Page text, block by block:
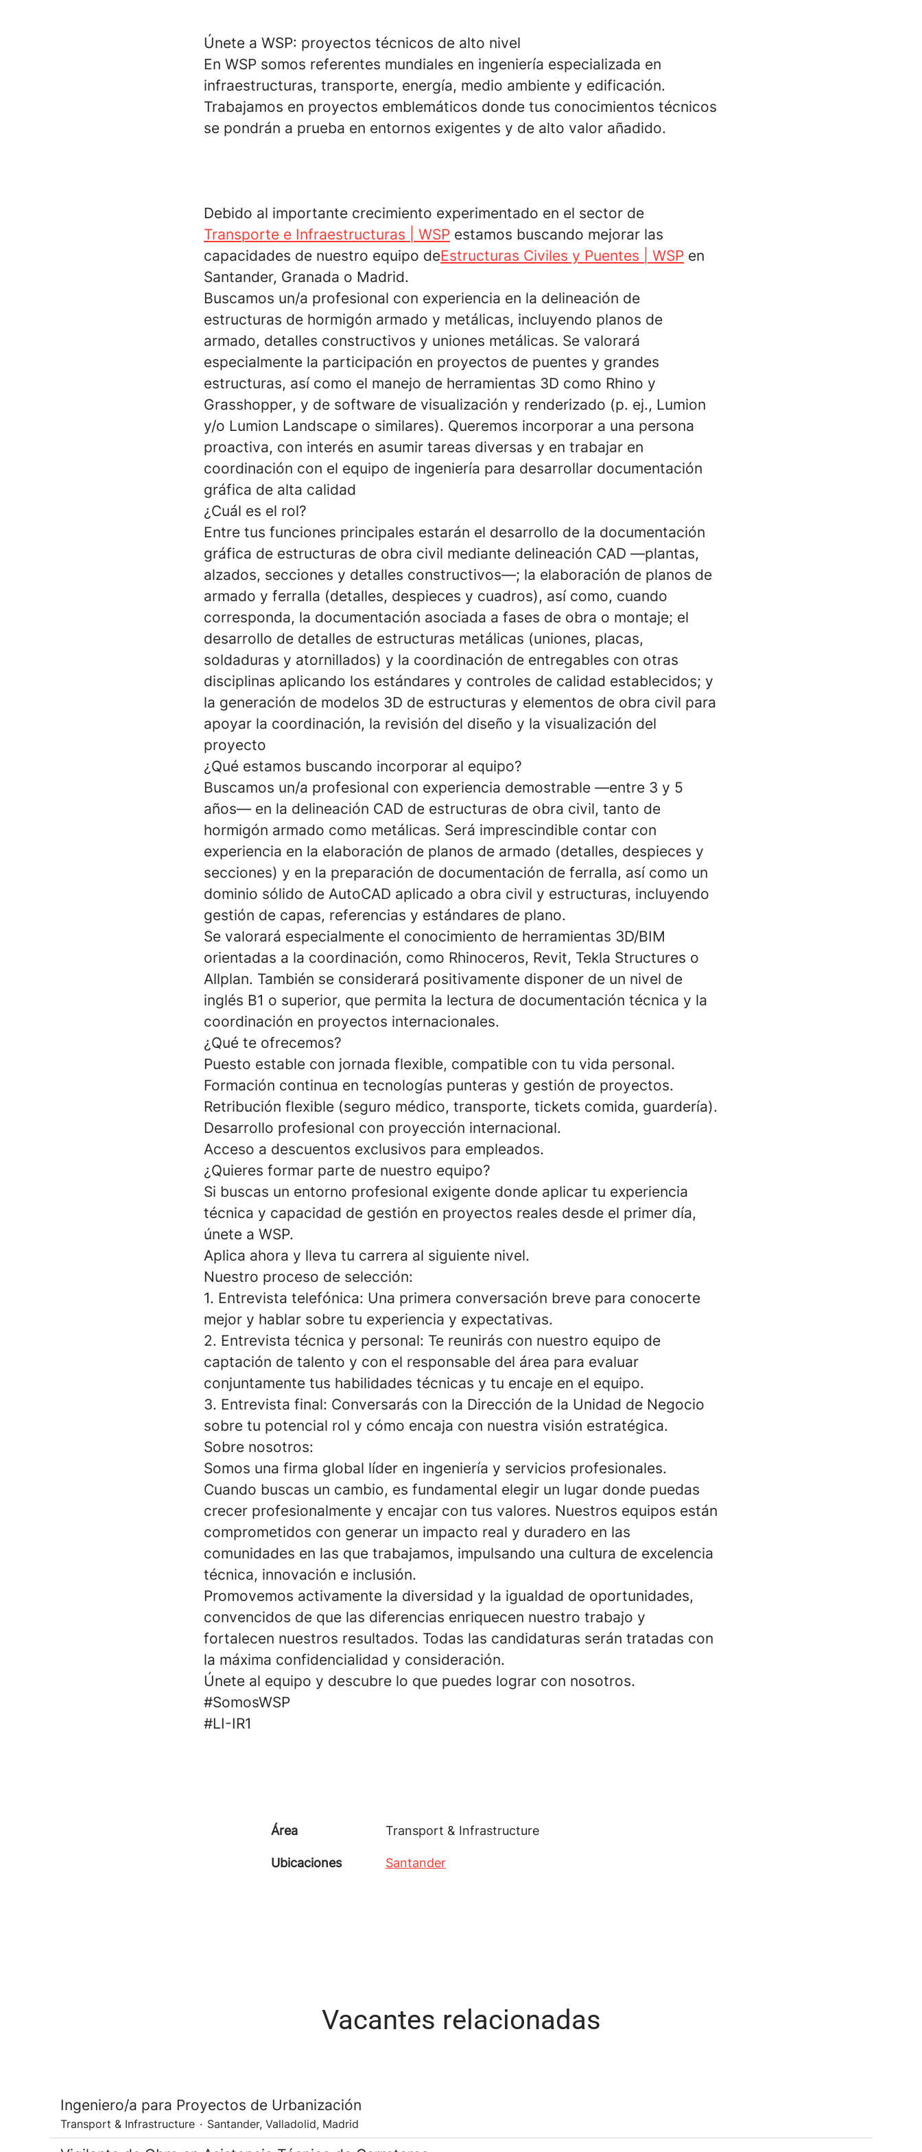
Únete a WSP: proyectos técnicos de alto nivel
En WSP somos referentes mundiales en ingeniería especializada en
infraestructuras, transporte, energía, medio ambiente y edificación.
Trabajamos en proyectos emblemáticos donde tus conocimientos técnicos
se pondrán a prueba en entornos exigentes y de alto valor añadido.
Debido al importante crecimiento experimentado en el sector de
Transporte e Infraestructuras | WSP estamos buscando mejorar las
capacidades de nuestro equipo deEstructuras Civiles y Puentes | WSP en
Santander, Granada o Madrid.
Buscamos un/a profesional con experiencia en la delineación de
estructuras de hormigón armado y metálicas, incluyendo planos de
armado, detalles constructivos y uniones metálicas. Se valorará
especialmente la participación en proyectos de puentes y grandes
estructuras, así como el manejo de herramientas 3D como Rhino y
Grasshopper, y de software de visualización y renderizado (p. ej., Lumion
y/o Lumion Landscape o similares). Queremos incorporar a una persona
proactiva, con interés en asumir tareas diversas y en trabajar en
coordinación con el equipo de ingeniería para desarrollar documentación
gráfica de alta calidad
¿Cuál es el rol?
Entre tus funciones principales estarán el desarrollo de la documentación
gráfica de estructuras de obra civil mediante delineación CAD —plantas,
alzados, secciones y detalles constructivos—; la elaboración de planos de
armado y ferralla (detalles, despieces y cuadros), así como, cuando
corresponda, la documentación asociada a fases de obra o montaje; el
desarrollo de detalles de estructuras metálicas (uniones, placas,
soldaduras y atornillados) y la coordinación de entregables con otras
disciplinas aplicando los estándares y controles de calidad establecidos; y
la generación de modelos 3D de estructuras y elementos de obra civil para
apoyar la coordinación, la revisión del diseño y la visualización del
proyecto
¿Qué estamos buscando incorporar al equipo?
Buscamos un/a profesional con experiencia demostrable —entre 3 y 5
años— en la delineación CAD de estructuras de obra civil, tanto de
hormigón armado como metálicas. Será imprescindible contar con
experiencia en la elaboración de planos de armado (detalles, despieces y
secciones) y en la preparación de documentación de ferralla, así como un
dominio sólido de AutoCAD aplicado a obra civil y estructuras, incluyendo
gestión de capas, referencias y estándares de plano.
Se valorará especialmente el conocimiento de herramientas 3D/BIM
orientadas a la coordinación, como Rhinoceros, Revit, Tekla Structures o
Allplan. También se considerará positivamente disponer de un nivel de
inglés B1 o superior, que permita la lectura de documentación técnica y la
coordinación en proyectos internacionales.
¿Qué te ofrecemos?
Puesto estable con jornada flexible, compatible con tu vida personal.
Formación continua en tecnologías punteras y gestión de proyectos.
Retribución flexible (seguro médico, transporte, tickets comida, guardería).
Desarrollo profesional con proyección internacional.
Acceso a descuentos exclusivos para empleados.
¿Quieres formar parte de nuestro equipo?
Si buscas un entorno profesional exigente donde aplicar tu experiencia
técnica y capacidad de gestión en proyectos reales desde el primer día,
únete a WSP.
Aplica ahora y lleva tu carrera al siguiente nivel.
Nuestro proceso de selección:
1. Entrevista telefónica: Una primera conversación breve para conocerte
mejor y hablar sobre tu experiencia y expectativas.
2. Entrevista técnica y personal: Te reunirás con nuestro equipo de
captación de talento y con el responsable del área para evaluar
conjuntamente tus habilidades técnicas y tu encaje en el equipo.
3. Entrevista final: Conversarás con la Dirección de la Unidad de Negocio
sobre tu potencial rol y cómo encaja con nuestra visión estratégica.
Sobre nosotros:
Somos una firma global líder en ingeniería y servicios profesionales.
Cuando buscas un cambio, es fundamental elegir un lugar donde puedas
crecer profesionalmente y encajar con tus valores. Nuestros equipos están
comprometidos con generar un impacto real y duradero en las
comunidades en las que trabajamos, impulsando una cultura de excelencia
técnica, innovación e inclusión.
Promovemos activamente la diversidad y la igualdad de oportunidades,
convencidos de que las diferencias enriquecen nuestro trabajo y
fortalecen nuestros resultados. Todas las candidaturas serán tratadas con
la máxima confidencialidad y consideración.
Únete al equipo y descubre lo que puedes lograr con nosotros.
#SomosWSP
#LI-IR1
Área Transport & Infrastructure
Ubicaciones Santander
Vacantes relacionadas
Ingeniero/a para Proyectos de Urbanización
Transport & Infrastructure · Santander, Valladolid, Madrid